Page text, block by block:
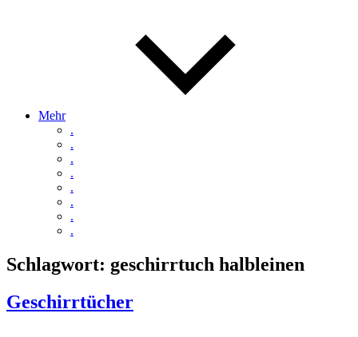
Mehr
.
.
.
.
.
.
.
.
Schlagwort: geschirrtuch halbleinen
Geschirrtücher